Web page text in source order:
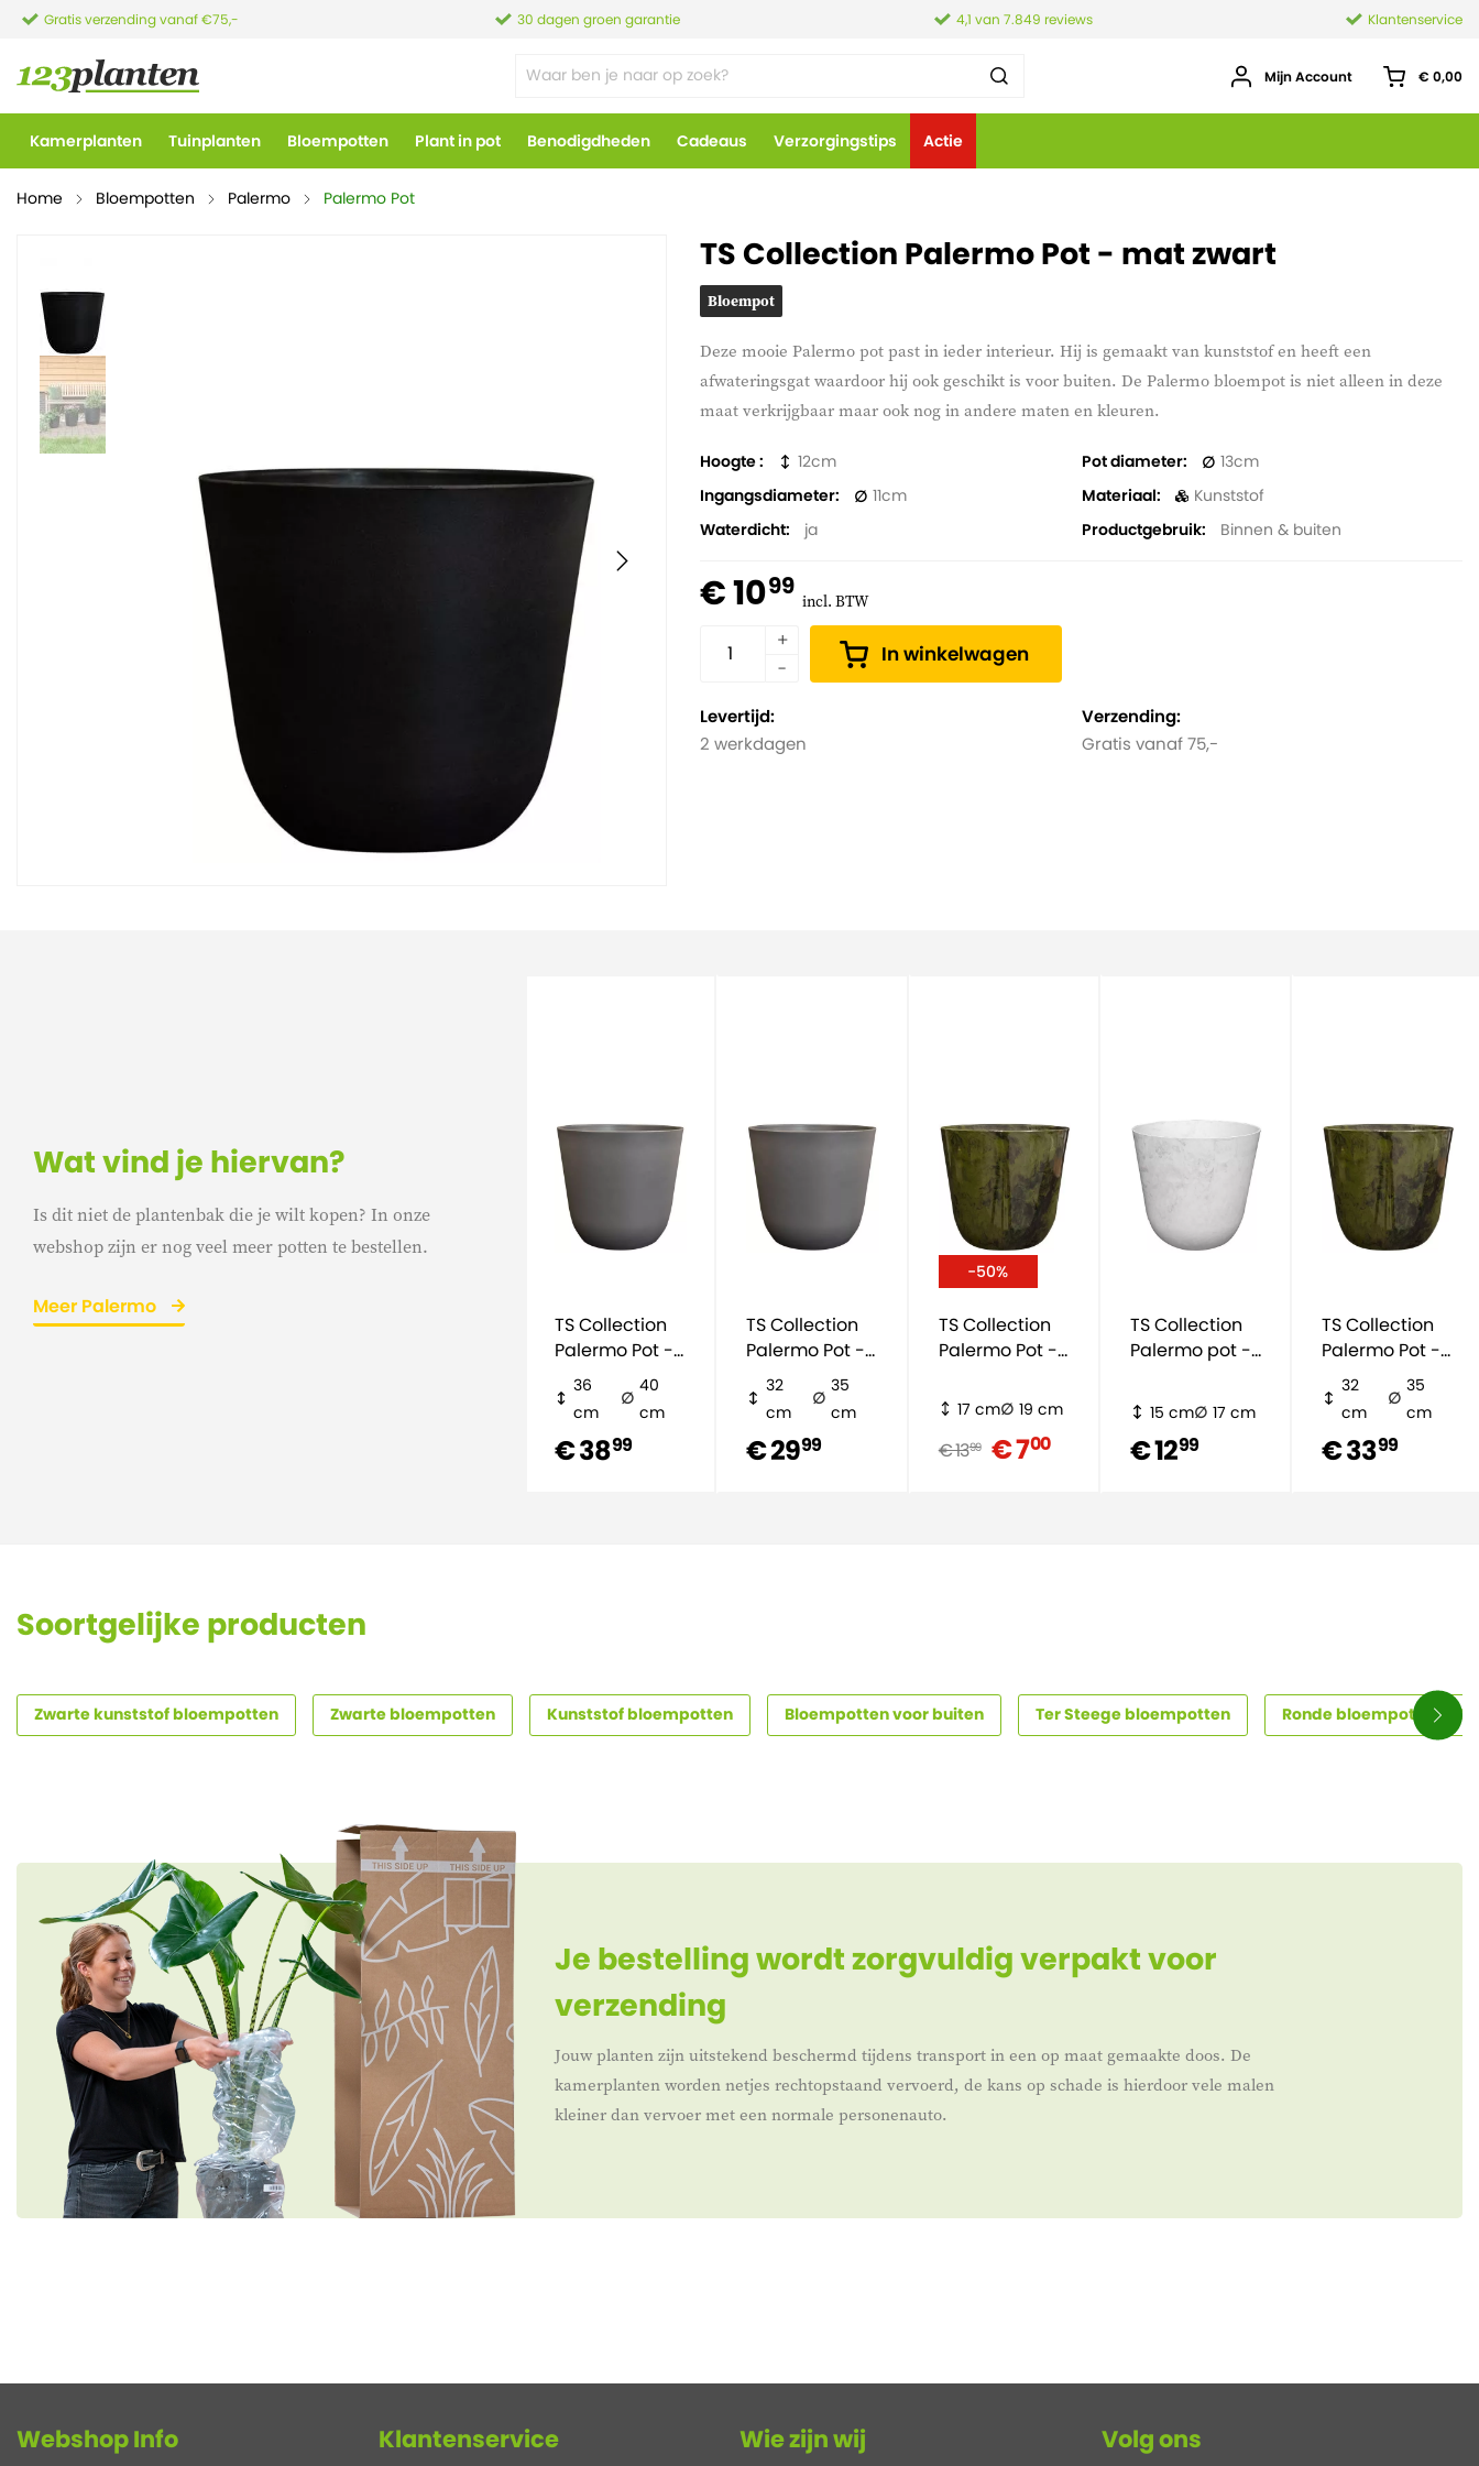
Gratis verzending vanaf €75,- 30 dagen groen garantie 4,1 van 7.849 reviews Klantenservice
Mijn Account € 0,00
Kamerplanten Tuinplanten Bloempotten Plant in pot Benodigdheden Cadeaus Verzorgingstips Actie
Home Bloempotten Palermo Palermo Pot
TS Collection Palermo Pot - mat zwart
Bloempot
Deze mooie Palermo pot past in ieder interieur. Hij is gemaakt van kunststof en heeft een
afwateringsgat waardoor hij ook geschikt is voor buiten. De Palermo bloempot is niet alleen in deze
maat verkrijgbaar maar ook nog in andere maten en kleuren.
Hoogte 12 Pot diameter
13
Ingangsdiameter
11 Materiaal
Kunststof
Waterdicht
ja Productgebruik Binnen & buiten
€ 1099 incl. BTW
In winkelwagen
Levertijd:
2 werkdagen
Verzending:
Gratis vanaf 75,-
Wat vind je hiervan?
Is dit niet de plantenbak die je wilt kopen? In onze
webshop zijn er nog veel meer potten te bestellen.
Meer Palermo
TS Collection
Palermo Pot -
mat grijs
36
cm
40
cm
€ 3899
TS Collection
Palermo Pot -
mat grijs
32
cm
35
cm
€ 2999
-50%
TS Collection
Palermo Pot -
17 cm 19 cm
€ 1399 € 700
TS Collection
Palermo pot -
15 cm 17 cm
€ 1299
TS Collection
Palermo Pot -
groen
32
cm
35
cm
€ 3399
Soortgelijke producten
Zwarte kunststof bloempotten Zwarte bloempotten Kunststof bloempotten Bloempotten voor buiten Ter Steege bloempotten Ronde bloempotten –
Je bestelling wordt zorgvuldig verpakt voor
verzending
Jouw planten zijn uitstekend beschermd tijdens transport in een op maat gemaakte doos. De
kamerplanten worden netjes rechtopstaand vervoerd, de kans op schade is hierdoor vele malen
kleiner dan vervoer met een normale personenauto.
Webshop Info Klantenservice Wie zijn wij Volg ons